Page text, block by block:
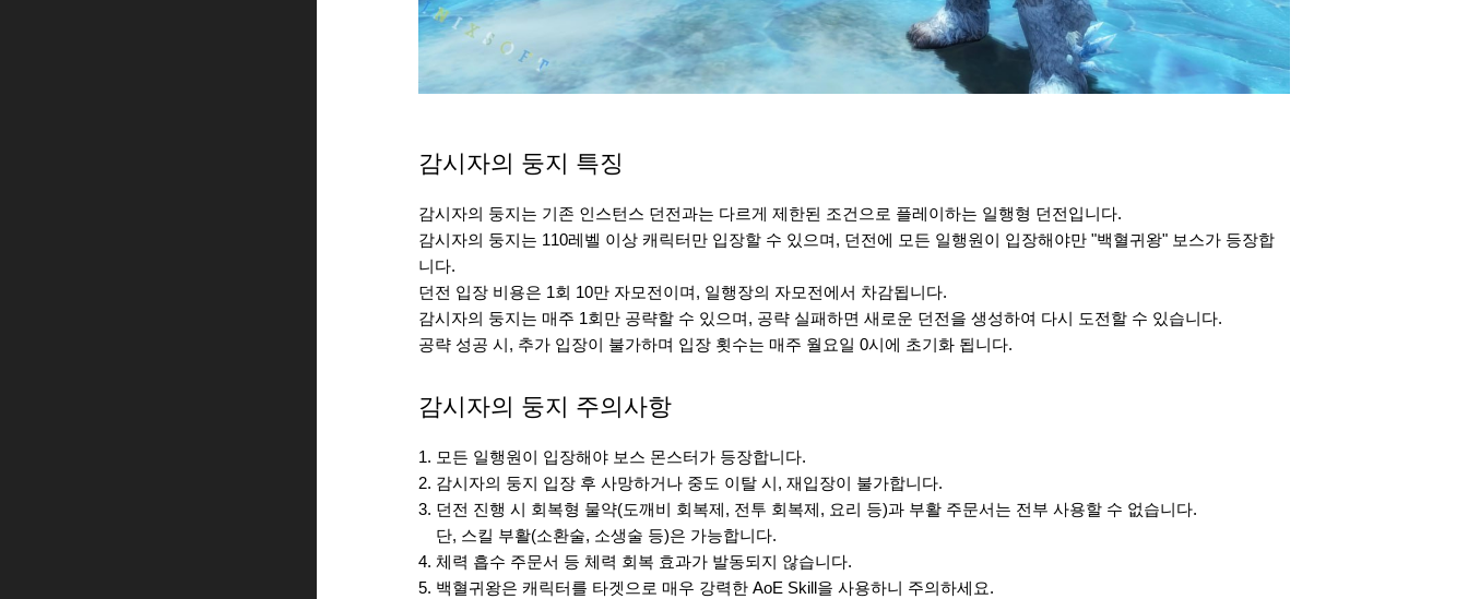
감시자의 둥지 특징
감시자의 둥지는 기존 인스턴스 던전과는 다르게 제한된 조건으로 플레이하는 일행형 던전입니다.
감시자의 둥지는 110레벨 이상 캐릭터만 입장할 수 있으며, 던전에 모든 일행원이 입장해야만 "백혈귀왕" 보스가 등장합
니다.
던전 입장 비용은 1회 10만 자모전이며, 일행장의 자모전에서 차감됩니다.
감시자의 둥지는 매주 1회만 공략할 수 있으며, 공략 실패하면 새로운 던전을 생성하여 다시 도전할 수 있습니다.
공략 성공 시, 추가 입장이 불가하며 입장 횟수는 매주 월요일 0시에 초기화 됩니다.
감시자의 둥지 주의사항
1. 모든 일행원이 입장해야 보스 몬스터가 등장합니다.
2. 감시자의 둥지 입장 후 사망하거나 중도 이탈 시, 재입장이 불가합니다.
3. 던전 진행 시 회복형 물약(도깨비 회복제, 전투 회복제, 요리 등)과 부활 주문서는 전부 사용할 수 없습니다.
단, 스킬 부활(소환술, 소생술 등)은 가능합니다.
4. 체력 흡수 주문서 등 체력 회복 효과가 발동되지 않습니다.
5. 백혈귀왕은 캐릭터를 타겟으로 매우 강력한 AoE Skill을 사용하니 주의하세요.